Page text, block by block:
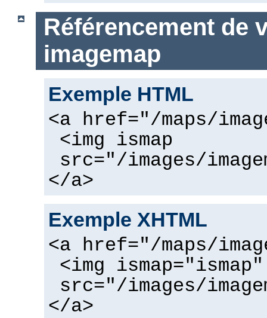
Référencement de
imagemap
Exemple HTML
<a href="/maps/
<img ismap
src="/images/
</a>
Exemple XHTML
<a href="/maps/
<img ismap="ismap"
src="/images/
</a>